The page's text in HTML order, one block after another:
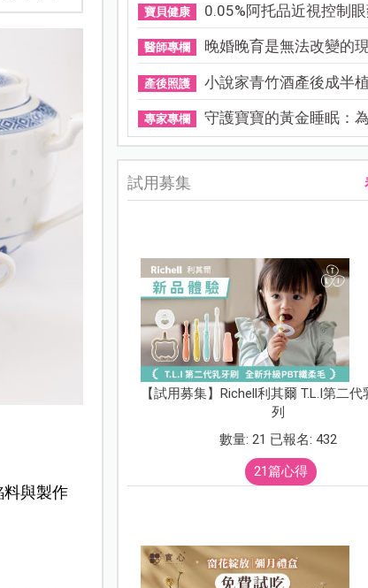
料與製作
寶貝健康 0.05%阿托品近視控制眼藥
醫師專欄 晚婚晚育是無法改變的
產後照護 小說家青竹酒產後成半
專家專欄 守護寶寶的黃金睡眠：
試用募集
【試用募集】Richell利其爾 T.L.I第二
列
數量: 21 已報名: 432
21篇心得